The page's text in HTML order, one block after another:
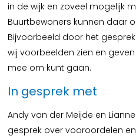
in de wijk en zoveel mogelijk
Buurtbewoners kunnen daar
Bijvoorbeeld door het
wij voorbeelden zien en
mee om kunt gaan.
In gesprek met
Andy van der Meijde en
gesprek over vooroordelen